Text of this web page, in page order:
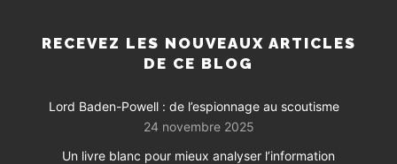
RECEVEZ LES NOUVEAUX ARTICLES
DE CE BLOG
Lord Baden-Powell : de l’espionnage au scoutisme
24 novembre 2025
Un livre blanc pour mieux analyser l’information